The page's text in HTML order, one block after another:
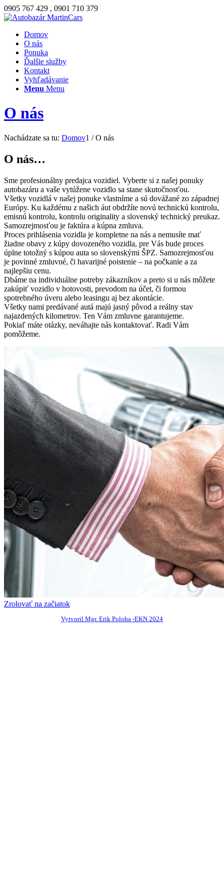
0905 767 429 , 0901 710 379
Domov
O nás
Ponuka
Ďalšie služby
Kontakt
Vyhľadávanie
Menu Menu
O nás
Nachádzate sa tu: Domov1 / O nás
O nás…
Sme profesionálny predajca vozidiel. Vyberte si z našej ponuky
autobazáru a vaše vytúžene vozidlo sa stane skutočnosťou.
Všetky vozidlá v našej ponuke vlastníme a sú dovážané zo západnej
Európy. Ku každému z našich áut obdržíte novú technickú kontrolu,
emisnú kontrolu, kontrolu originality a slovenský technický preukaz.
Samozrejmosťou je faktúra a kúpna zmluva.
Proces prihlásenia vozidla je kompletne na nás a nemusíte mať
žiadne obavy z kúpy dovozeného vozidla, pre Vás bude proces
úplne totožný s kúpou auta so slovenskými ŠPZ. Samozrejmosťou
je povinné zmluvné, či havarijné poistenie – na počkanie a za
najlepšiu cenu.
Dbáme na individuálne potreby zákazníkov a preto si u nás môžete
zakúpiť vozidlo v hotovosti, prevodom na účet, či formou
spotrebného úveru alebo leasingu aj bez akontácie.
Všetky nami predávané autá majú jasný pôvod a reálny stav
najazdených kilometrov. Ten Vám zmluvne garantujeme.
Pokiaľ máte otázky, neváhajte nás kontaktovať. Radi Vám
pomôžeme.
Zrolovať na začiatok
Vytvoril Mgr. Erik Poloha -EKN 2024